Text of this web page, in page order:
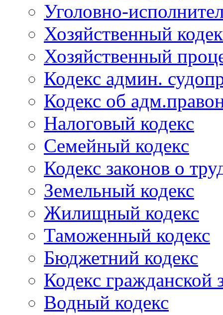
Уголовно-
Хозяйственный
Хозяйственный
Кодекс админ.
Кодекс об
Налоговый кодекс
Семейный кодекс
Кодекс законов о
Земельный кодекс
Жилищный кодекс
Таможенный кодекс
Бюджетний кодекс
Кодекс гражданской
Водный кодекс